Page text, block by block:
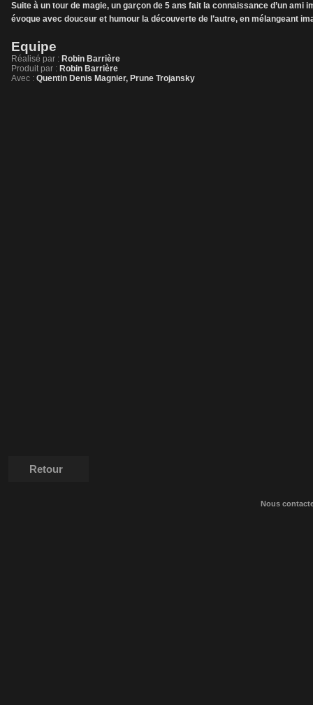
Suite à un tour de magie, un garçon de 5 ans fait la connaissance d’un
évoque avec douceur et humour la découverte de l’autre, en mélangeant
Equipe
Réalisé par : Robin Barrière
Produit par : Robin Barrière
Avec : Quentin Denis Magnier, Prune Trojansky
Retour
Nous